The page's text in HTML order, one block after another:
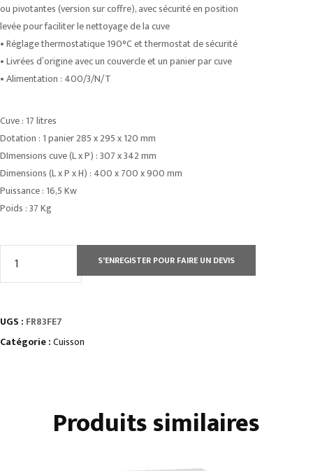
ou pivotantes (version sur coffre), avec sécurité en position
levée pour faciliter le nettoyage de la cuve
• Réglage thermostatique 190°C et thermostat de sécurité
• Livrées d’origine avec un couvercle et un panier par cuve
• Alimentation : 400/3/N/T
Cuve : 17 litres
Dotation : 1 panier 285 x 295 x 120 mm
DImensions cuve (L x P) : 307 x 342 mm
Dimensions (L x P x H) : 400 x 700 x 900 mm
Puissance : 16,5 Kw
Poids : 37 Kg
SUR
COFFRE
COMMANDES
S'ENREGISTER POUR FAIRE UN DEVIS
UGS : FR83FE7
Catégorie :Cuisson
Produits similaires